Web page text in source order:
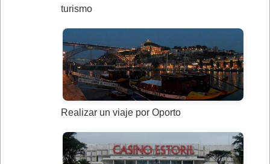
turismo
Realizar un viaje por Oporto